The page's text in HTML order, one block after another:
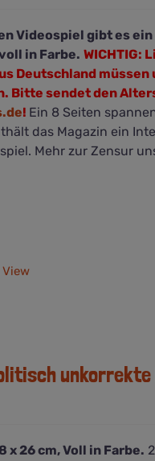
Videospiel gibt es
in Farbe. WICHTIG:
Deutschland
Bitte sendet den
! Ein 8 Seiten
das Magazin ein
Mehr zur Zensur
View
x 26 cm, Voll in Farbe.